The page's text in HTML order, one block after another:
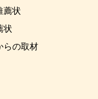
薦状
状
らの取材